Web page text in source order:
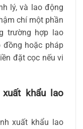
lý, và lao động
chí một phần
trường hợp lao
hoặc pháp
đặt cọc nếu vi
khẩu lao
xuất khẩu lao